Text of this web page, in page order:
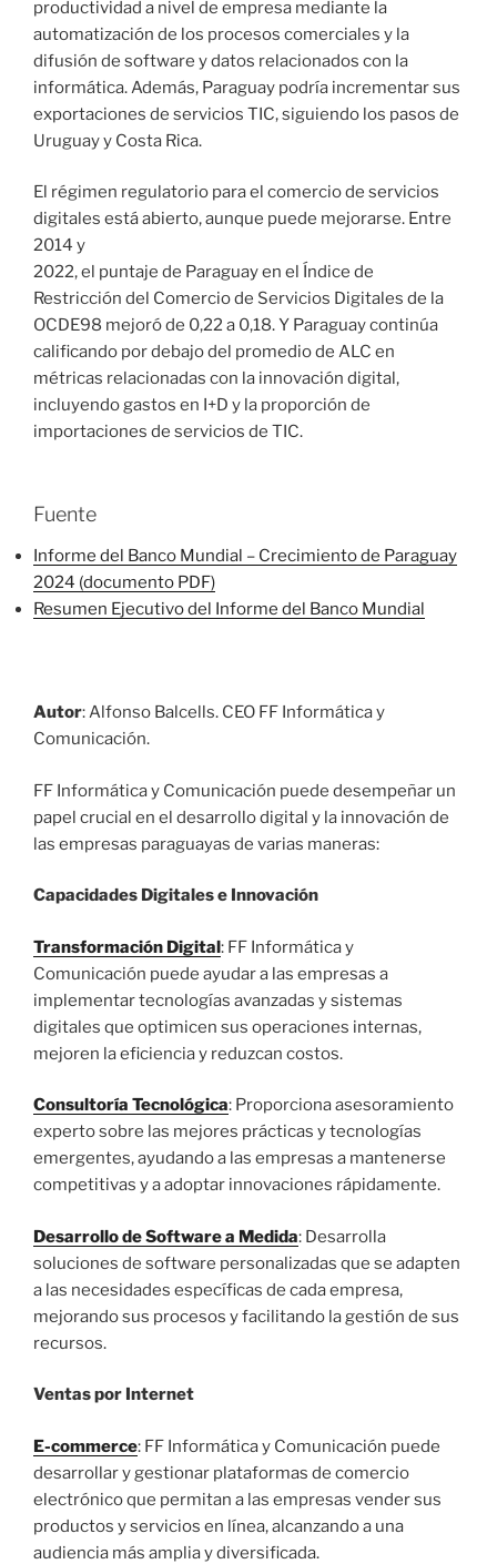
productividad a nivel de empresa mediante la
automatización de los procesos comerciales y la
difusión de software y datos relacionados con la
informática. Además, Paraguay podría incrementar sus
exportaciones de servicios TIC, siguiendo los pasos de
Uruguay y Costa Rica.
El régimen regulatorio para el comercio de servicios
digitales está abierto, aunque puede mejorarse. Entre
2014 y
2022, el puntaje de Paraguay en el Índice de
Restricción del Comercio de Servicios Digitales de la
OCDE98 mejoró de 0,22 a 0,18. Y Paraguay continúa
calificando por debajo del promedio de ALC en
métricas relacionadas con la innovación digital,
incluyendo gastos en I+D y la proporción de
importaciones de servicios de TIC.
Fuente
Informe del Banco Mundial – Crecimiento de Paraguay
2024 (documento PDF)
Resumen Ejecutivo del Informe del Banco Mundial
Autor: Alfonso Balcells. CEO FF Informática y
Comunicación.
FF Informática y Comunicación puede desempeñar un
papel crucial en el desarrollo digital y la innovación de
las empresas paraguayas de varias maneras:
Capacidades Digitales e Innovación
Transformación Digital: FF Informática y
Comunicación puede ayudar a las empresas a
implementar tecnologías avanzadas y sistemas
digitales que optimicen sus operaciones internas,
mejoren la eficiencia y reduzcan costos.
Consultoría Tecnológica: Proporciona asesoramiento
experto sobre las mejores prácticas y tecnologías
emergentes, ayudando a las empresas a mantenerse
competitivas y a adoptar innovaciones rápidamente.
Desarrollo de Software a Medida: Desarrolla
soluciones de software personalizadas que se adapten
a las necesidades específicas de cada empresa,
mejorando sus procesos y facilitando la gestión de sus
recursos.
Ventas por Internet
E-commerce: FF Informática y Comunicación puede
desarrollar y gestionar plataformas de comercio
electrónico que permitan a las empresas vender sus
productos y servicios en línea, alcanzando a una
audiencia más amplia y diversificada.